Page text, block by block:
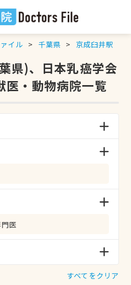
イル 千葉県 京成臼井駅
県)、日本乳癌学会
医・動物病院一覧
医
すべてをクリア